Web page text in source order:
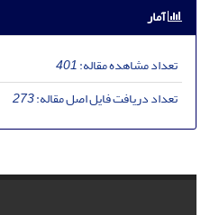
آمار
تعداد مشاهده مقاله:401
تعداد دریافت فایل اصل مقاله:273